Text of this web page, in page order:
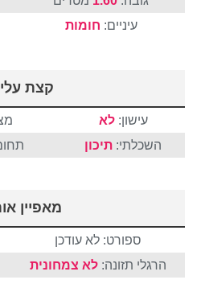
עיניים: חומות
קצת
עישון:לא
השכלתי: תיכון
מאפיין
ספורט: לא עודכן
הרגלי תזונה: לא צמחונית